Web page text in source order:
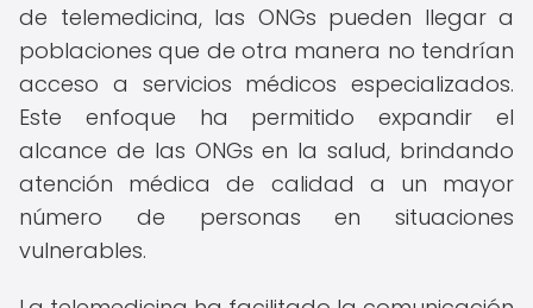
de telemedicina, las ONGs pueden llegar a
poblaciones que de otra manera no tendrían
acceso a servicios médicos especializados.
Este enfoque ha permitido expandir el
alcance de las ONGs en la salud, brindando
atención médica de calidad a un mayor
número de personas en situaciones
vulnerables.